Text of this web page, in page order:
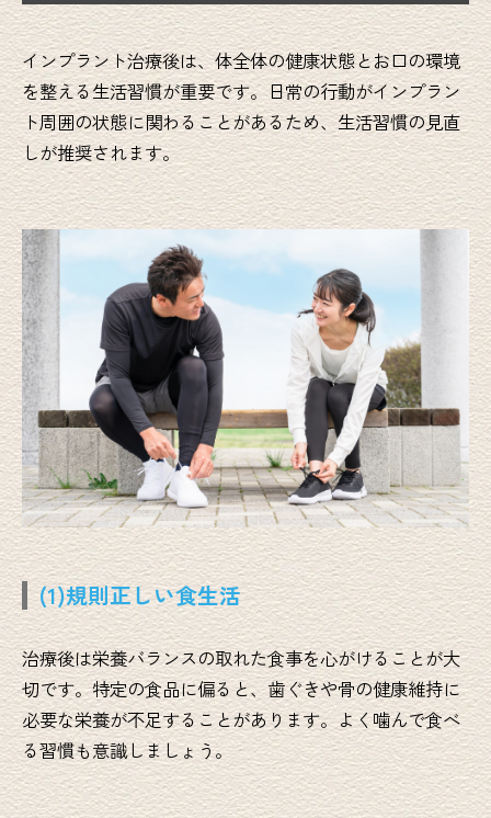
インプラント治療後は、体全体の健康状態とお口の環境
を整える生活習慣が重要です。日常の行動がインプラン
ト周囲の状態に関わることがあるため、生活習慣の見直
しが推奨されます。
(1)規則正しい食生活
治療後は栄養バランスの取れた食事を心がけることが大
切です。特定の食品に偏ると、歯ぐきや骨の健康維持に
必要な栄養が不足することがあります。よく噛んで食べ
る習慣も意識しましょう。